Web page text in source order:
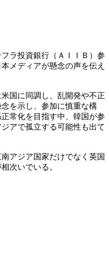
ラ投資銀行（ＡＩＩＢ）参
メディアが懸念の声を伝え
国に同調し、乱開発や不正
を示し、参加に慎重な構
常化を目指す中、韓国が参
アで孤立する可能性も出て
アジア国家だけでなく英国
次いでいる。